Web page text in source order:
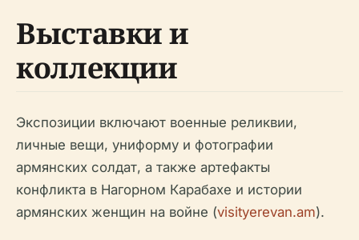
Выставки и
коллекции
Экспозиции включают военные реликвии,
личные вещи, униформу и фотографии
армянских солдат, а также артефакты
конфликта в Нагорном Карабахе и истории
армянских женщин на войне (visityerevan.am).